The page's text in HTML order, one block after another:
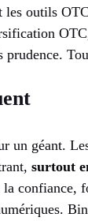
outils
prudence.
un géant.
surtout
la confiance,